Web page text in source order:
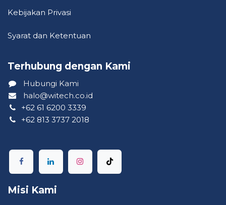
Kebija​kan P​riva​si
Syarat dan Ketentuan
Terhubung dengan Kami ​
Hubungi Kami
halo@witech.co.id
+62 61 6200 3339
+62 813 3737 2018
Misi Kami